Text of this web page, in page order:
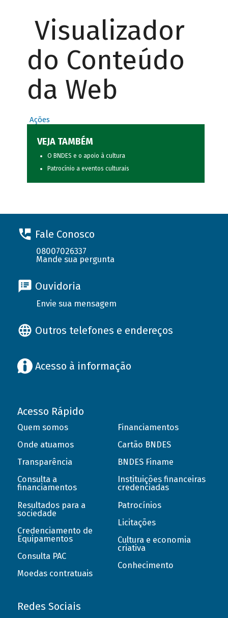
Visualizador
do Conteúdo
da Web
Ações
VEJA TAMBÉM
O BNDES e o apoio à cultura
Patrocínio a eventos culturais
Fale Conosco
08007026337
Mande sua pergunta
Ouvidoria
Envie sua mensagem
Outros telefones e endereços
Acesso à informação
Acesso Rápido
Quem somos
Onde atuamos
Transparência
Consulta a
financiamentos
Resultados para a
sociedade
Credenciamento de
Equipamentos
Consulta PAC
Moedas contratuais
Financiamentos
Cartão BNDES
BNDES Finame
Instituições financeiras
credenciadas
Patrocínios
Licitações
Cultura e economia
criativa
Conhecimento
Redes Sociais